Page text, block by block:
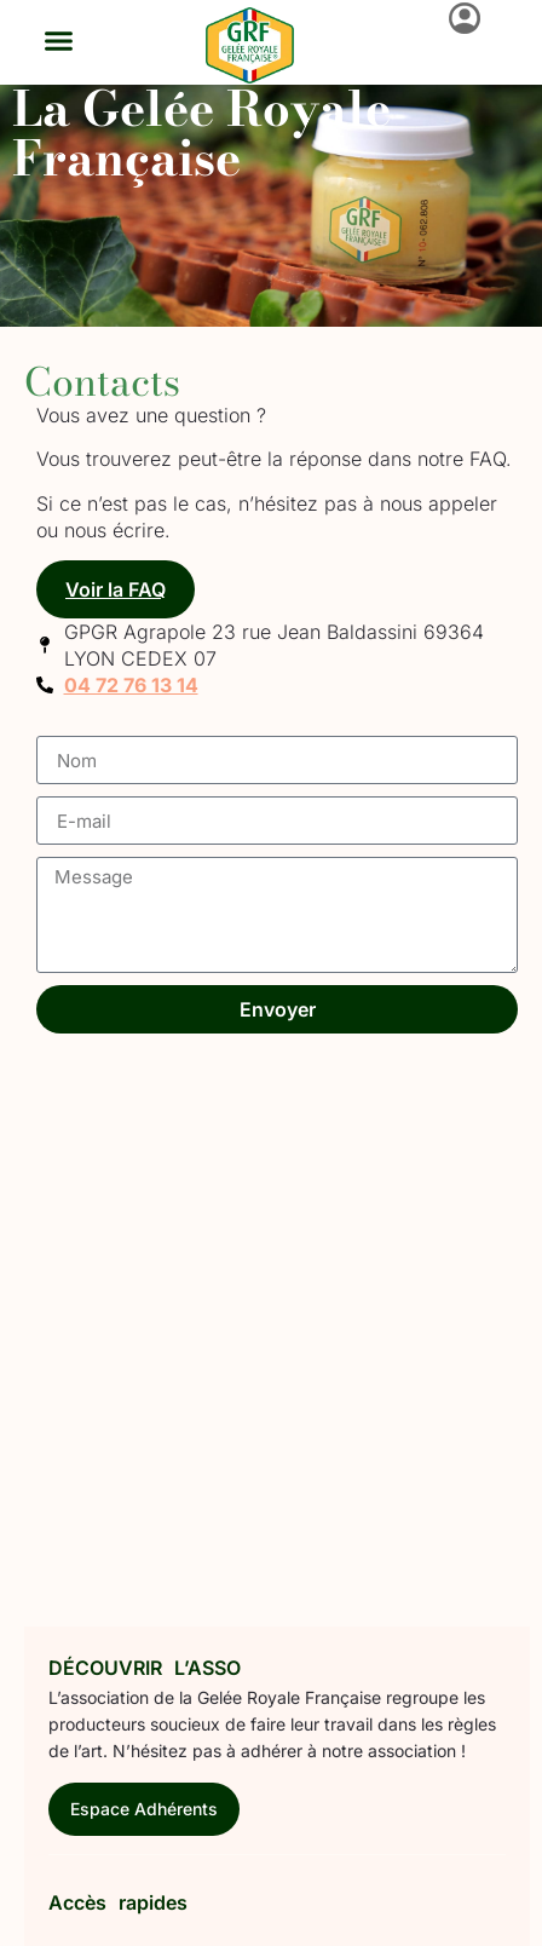
La Gelée Royale
Française
Contacts
Vous avez une question ?
Vous trouverez peut-être la réponse dans notre FAQ.
Si ce n’est pas le cas, n’hésitez pas à nous appeler
ou nous écrire.
Voir la FAQ
GPGR Agrapole 23 rue Jean Baldassini 69364
LYON CEDEX 07
04 72 76 13 14
Envoyer
DÉCOUVRIR L’ASSO
L’association de la Gelée Royale Française regroupe les
producteurs soucieux de faire leur travail dans les règles
de l’art. N’hésitez pas à adhérer à notre association !
Espace Adhérents
Accès rapides